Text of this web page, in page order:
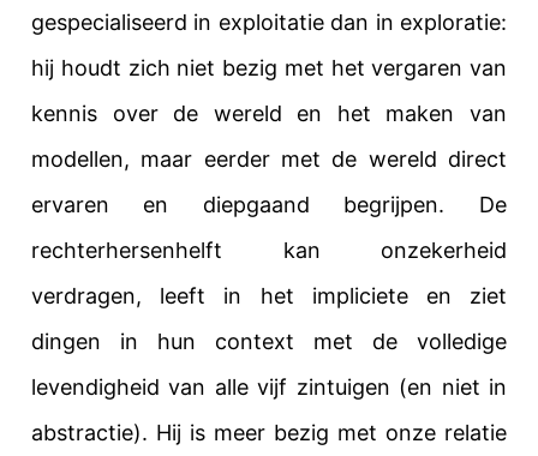
gespecialiseerd in exploitatie dan in exploratie:
hij houdt zich niet bezig met het vergaren van
kennis over de wereld en het maken van
modellen, maar eerder met de wereld direct
ervaren en diepgaand begrijpen. De
rechterhersenhelft kan onzekerheid
verdragen, leeft in het impliciete en ziet
dingen in hun context met de volledige
levendigheid van alle vijf zintuigen (en niet in
abstractie). Hij is meer bezig met onze relatie